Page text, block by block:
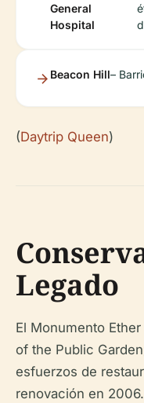
General
Hospital
Beacon Hill–
(Daytrip Queen)
Legado
El Monumento
of the Public
esfuerzos de
renovación en